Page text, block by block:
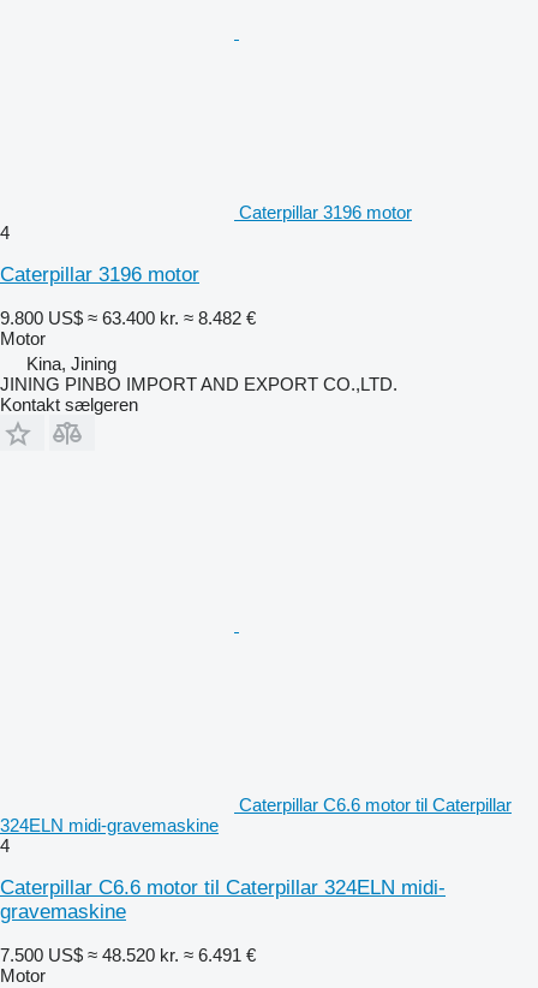
Caterpillar 3196 motor
4
Caterpillar 3196 motor
9.800 US$ ≈ 63.400 kr. ≈ 8.482 €
Motor
Kina, Jining
JINING PINBO IMPORT AND EXPORT CO.,LTD.
Kontakt sælgeren
Caterpillar C6.6 motor til Caterpillar
324ELN midi-gravemaskine
4
Caterpillar C6.6 motor til Caterpillar 324ELN midi-
gravemaskine
7.500 US$ ≈ 48.520 kr. ≈ 6.491 €
Motor